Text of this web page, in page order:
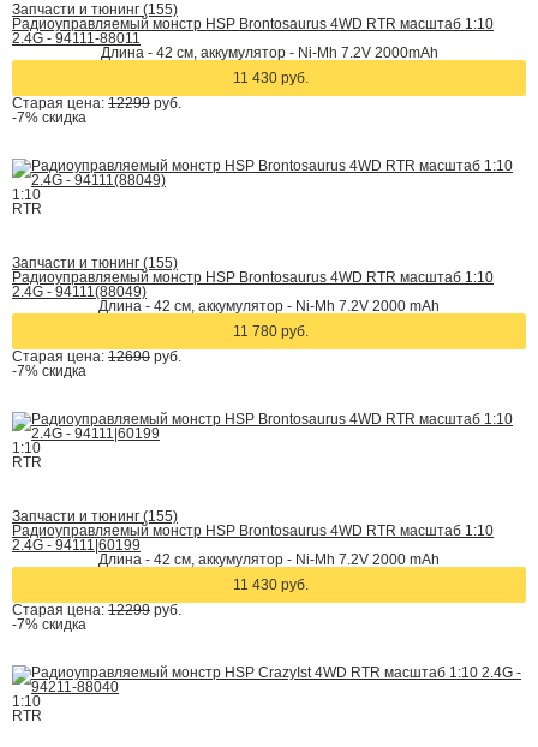
Запчасти и тюнинг (155)
Радиоуправляемый монстр HSP Brontosaurus 4WD RTR масштаб 1:10
2.4G - 94111-88011
Длина - 42 cм, аккумулятор - Ni-Mh 7.2V 2000mAh
11 430 руб.
Старая цена: 12299 руб.
-7% скидка
1:10
RTR
Запчасти и тюнинг (155)
Радиоуправляемый монстр HSP Brontosaurus 4WD RTR масштаб 1:10
2.4G - 94111(88049)
Длина - 42 cм, аккумулятор - Ni-Mh 7.2V 2000 mAh
11 780 руб.
Старая цена: 12690 руб.
-7% скидка
1:10
RTR
Запчасти и тюнинг (155)
Радиоуправляемый монстр HSP Brontosaurus 4WD RTR масштаб 1:10
2.4G - 94111|60199
Длина - 42 cм, аккумулятор - Ni-Mh 7.2V 2000 mAh
11 430 руб.
Старая цена: 12299 руб.
-7% скидка
1:10
RTR